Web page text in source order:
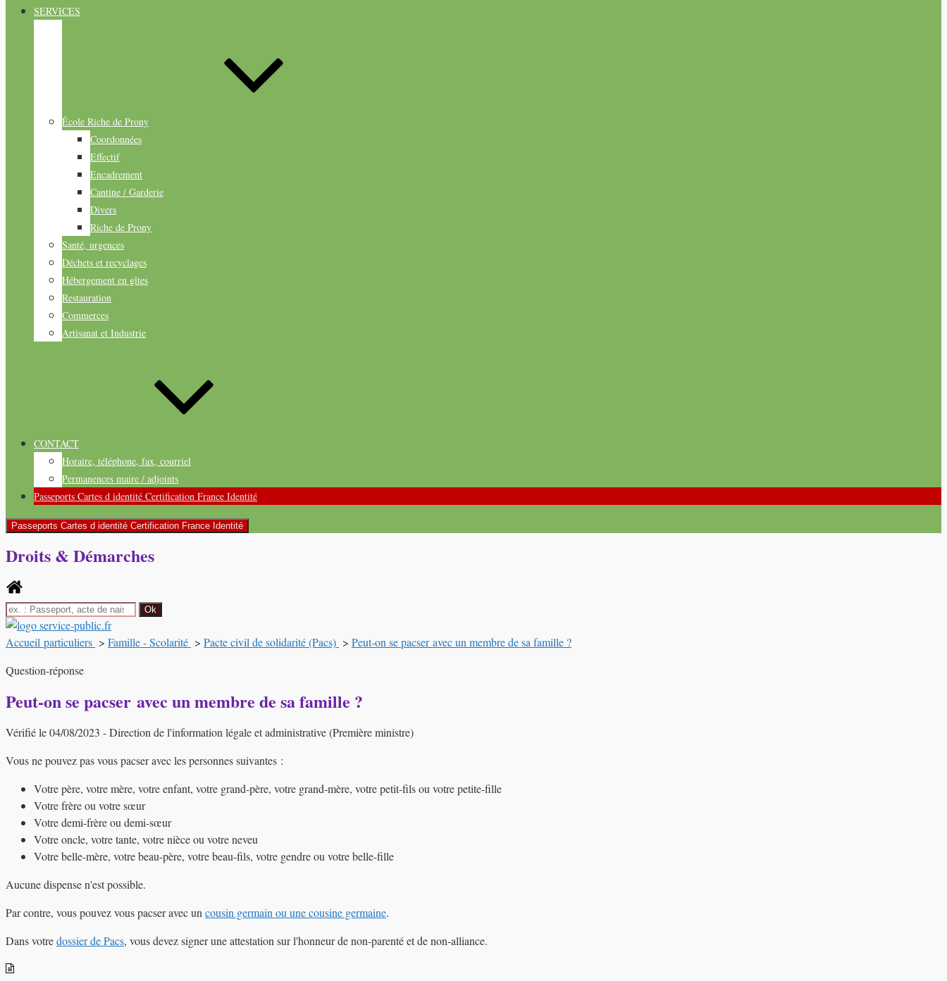
SERVICES
École Riche de Prony
Coordonnées
Effectif
Encadrement
Cantine / Garderie
Divers
Riche de Prony
Santé, urgences
Déchets et recyclages
Hébergement en gîtes
Restauration
Commerces
Artisanat et Industrie
CONTACT
Horaire, téléphone, fax, courriel
Permanences maire / adjoints
Passeports Cartes d identité Certification France Identité
Passeports Cartes d identité Certification France Identité
Droits & Démarches
Accueil particuliers > Famille - Scolarité > Pacte civil de solidarité (Pacs) > Peut-on se pacser avec un membre de sa famille ?
Question-réponse
Peut-on se pacser avec un membre de sa famille ?
Vérifié le 04/08/2023 - Direction de l'information légale et administrative (Première ministre)
Vous ne pouvez pas vous pacser avec les personnes suivantes :
Votre père, votre mère, votre enfant, votre grand-père, votre grand-mère, votre petit-fils ou votre petite-fille
Votre frère ou votre sœur
Votre demi-frère ou demi-sœur
Votre oncle, votre tante, votre nièce ou votre neveu
Votre belle-mère, votre beau-père, votre beau-fils, votre gendre ou votre belle-fille
Aucune dispensen'est possible.
Par contre, vous pouvez vous pacser avec un cousin germain ou une cousine germaine.
Dans votredossier de Pacs, vous devez signer une attestation sur l'honneur de non-parenté et de non-alliance.